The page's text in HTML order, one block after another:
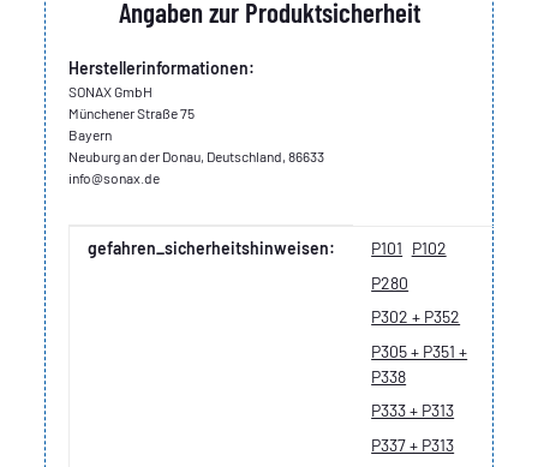
Angaben zur Produktsicherheit
Herstellerinformationen:
SONAX GmbH
Münchener Straße 75
Bayern
Neuburg an der Donau, Deutschland, 86633
info@sonax.de
Produkteigenschaft
Wert
gefahren_sicherheitshinweisen: P101 P102
P280
P302 + P352
P305 + P351 +
P338
P333 + P313
P337 + P313